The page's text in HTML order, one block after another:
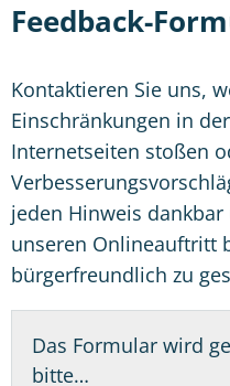
Feedback-
Kontaktieren Sie uns,
Einschränkungen in
Internetseiten stoßen
jeden Hinweis
unseren Onlineauftritt
bürgerfreundlich zu
Das Formular wird
bitte…